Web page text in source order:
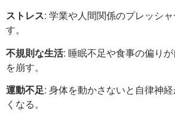
ストレス: 学業や人間関係のプレッシ
す。
不規則な生活: 睡眠不足や食事の偏り
を崩す。
運動不足: 身体を動かさないと自律神
くなる。